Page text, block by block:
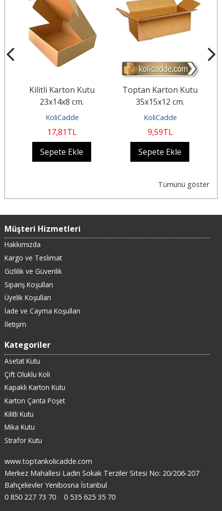
Kilitli Karton Kutu
23x14x8 cm.
KoliCadde
17,81TL
Sepete Ekle
Toptan Karton Kutu
35x15x12 cm.
KoliCadde
9,59TL
Sepete Ekle
Tümünü göster
Müşteri Hizmetleri
Hakkımızda
Kargo ve Teslimat
Gizlilik ve Güvenlik
Sipariş Koşulları
Üyelik Koşulları
İade ve Cayma Koşulları
İletişim
Kategoriler
Asetat Kutu
Çift Oluklu Koli
Kapaklı Karton Kutu
Karton Çanta Poşet
Kilitli Kutu
Mika Kutu
Strafor Kutu
www.toptankolicadde.com
Merkez Mahallesi Ladin Sokak Terziler Sitesi No: 20/206-207
Bahçelievler Yenibosna İstanbul
0 850 227 73 70
0 535 625 35 70